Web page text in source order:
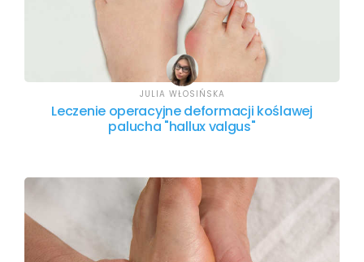
Leczenie operacyjne deformacji koślawej
palucha "hallux valgus"
JULIA WŁOSIŃSKA